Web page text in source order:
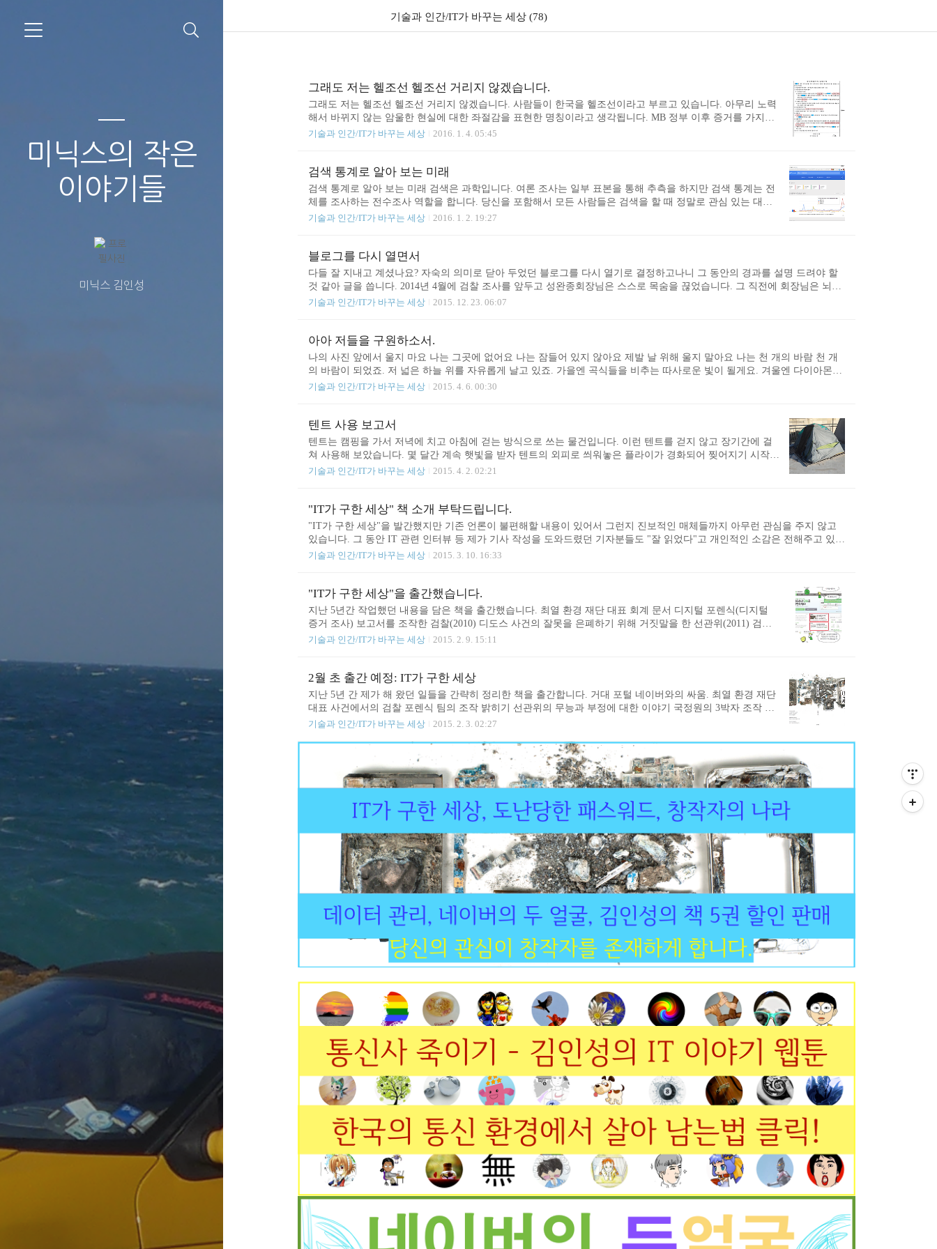
미닉스의 작은
이야기들
미닉스 김인성
기술과 인간/IT가 바꾸는 세상 (78)
그래도 저는 헬조선 헬조선 거리지 않겠습니다.
그래도 저는 헬조선 헬조선 거리지 않겠습니다. 사람들이 한국을 헬조선이라고 부르고 있습니다. 아무리 노력
해서 바뀌지 않는 암울한 현실에 대한 좌절감을 표현한 명칭이라고 생각됩니다. MB 정부 이후 증거를 가지고
비판해도 개선되지 않고 오히려 거짓말이 진실인 것처럼 호도되는 상황에서 그 동안 애써오던 분들이 지칠 대
민지 정책과 닿아있고 가깝게는 현실을 부정하게 만들고 개선 노력을 떨어뜨려 피해자들이 변화에 나서지 않
도록 만들려는 수구 집단의 공작과 무관하지 않기 때문입니다. 헬조선이라고 말하는 사람..
기술과 인간/IT가 바꾸는 세상 2016. 1. 4. 05:45
검색 통계로 알아 보는 미래
검색 통계로 알아 보는 미래 검색은 과학입니다. 여론 조사는 일부 표본을 통해 추측을 하지만 검색 통계는 전
체를 조사하는 전수조사 역할을 합니다. 당신을 포함해서 모든 사람들은 검색을 할 때 정말로 관심 있는 대상
을 검색 창에 적는다는 점에서 검색 통계는 가장 솔직한 사람들의 생각을 알 수 있는 수단입니다. 검색은 미래
때문입니다. 물론 클라우드와 빅데이터의 결과만을 맹신하는 것은 위험한 일이지만 인간의 생각을 알 수 있는
보조적인 수단으로서 강력한 위력을 발휘하는 것은 명백한 사실입니다. 대한..
기술과 인간/IT가 바꾸는 세상 2016. 1. 2. 19:27
블로그를 다시 열면서
다들 잘 지내고 계셨나요? 자숙의 의미로 닫아 두었던 블로그를 다시 열기로 결정하고나니 그 동안의 경과를 설명 드려야 할
것 같아 글을 씁니다. 2014년 4월에 검찰 조사를 앞두고 성완종회장님은 스스로 목숨을 끊었습니다. 그 직전에 회장님은 뇌물
을 받은 사람들 명단을 작성하고 경향신문 기자에게 전화를 걸어 상세한 설명까지 유언으로 남겼습니다. 경향신문 기자는 이
송에 내보내는 바람에 두 언론사 간에 큰 논란이 있었습니다. 저는 음성 파일을 유출한 당사자로서 많은 ..
기술과 인간/IT가 바꾸는 세상 2015. 12. 23. 06:07
아아 저들을 구원하소서.
나의 사진 앞에서 울지 마요 나는 그곳에 없어요 나는 잠들어 있지 않아요 제발 날 위해 울지 말아요 나는 천 개의 바람 천 개
의 바람이 되었죠. 저 넓은 하늘 위를 자유롭게 날고 있죠. 가을엔 곡식들을 비추는 따사로운 빛이 될게요. 겨울엔 다이아몬드
처럼 반짝이는 눈이 될게요. 아침엔 종달새 되어 잠든 당신을 깨워줄게요. 밤에는 어둠 속에 별 되어 당신을 지켜 줄게요. 나의
날고 있죠. 저 넓은 하늘 위를 자유롭게 날고 있죠. ........... 자..
기술과 인간/IT가 바꾸는 세상 2015. 4. 6. 00:30
텐트 사용 보고서
텐트는 캠핑을 가서 저녁에 치고 아침에 걷는 방식으로 쓰는 물건입니다. 이런 텐트를 걷지 않고 장기간에 걸
쳐 사용해 보았습니다. 몇 달간 계속 햇빛을 받자 텐트의 외피로 씌워놓은 플라이가 경화되어 찢어지기 시작합
니다. 플라이는 조각 조각 찢어지기 때문에 청테이프로 수선해 쓰는 것도 한계가 있습니다. 결국 기존 플라이
대로 되지 않는 대신 햇빛에는 오히려 더 잘 견딥니다. 색이 조금 빠지긴 했지만 아직은 멀쩡합니다. 오랫동안
사용하다보면 비도 맞고 눈도 맞습니다. 텐트에 내리는 눈은 낭만적으로 느..
기술과 인간/IT가 바꾸는 세상 2015. 4. 2. 02:21
"IT가 구한 세상" 책 소개 부탁드립니다.
"IT가 구한 세상"을 발간했지만 기존 언론이 불편해할 내용이 있어서 그런지 진보적인 매체들까지 아무런 관심을 주지 않고
있습니다. 그 동안 IT 관련 인터뷰 등 제가 기사 작성을 도와드렸던 기자분들도 "잘 읽었다"고 개인적인 소감은 전해주고 있지
만 지면에 제 책 소개를 해주지는 않네요. 하다못해 신간 안내란에 단신으로도 전혀 나오지 않고 있습니다. 2015년의 대한민
가 사비로 출판했을 정도니까요. 편집 디자인도 초보 디자이너인 내리님이 했기 때문인지 책 디자인도 ..
기술과 인간/IT가 바꾸는 세상 2015. 3. 10. 16:33
"IT가 구한 세상"을 출간했습니다.
지난 5년간 작업했던 내용을 담은 책을 출간했습니다. 최열 환경 재단 대표 회계 문서 디지털 포렌식(디지털
증거 조사) 보고서를 조작한 검찰(2010) 디도스 사건의 잘못을 은폐하기 위해 거짓말을 한 선관위(2011) 검색
불공정성으로 한국 인터넷을 망가뜨리고 있는 네이버(2011) 진보 세력의 몰락을 초래한 유시민계의 부정 선거
보 자료입니다.^^ ------- ­IT가 구한 세상 세상은 IT(정보기술, Information Technology)가 구한다. 세상을 비판한
다고 뭐..
기술과 인간/IT가 바꾸는 세상 2015. 2. 9. 15:11
2월 초 출간 예정: IT가 구한 세상
지난 5년 간 제가 해 왔던 일들을 간략히 정리한 책을 출간합니다. 거대 포털 네이버와의 싸움. 최열 환경 재단
대표 사건에서의 검찰 포렌식 팀의 조작 밝히기 선관위의 무능과 부정에 대한 이야기 국정원의 3박자 조작 행
위 설명서 통합진보당 부정 선거의 진실 그리고 세월호에서 휴대폰과 CCTV 복구의 기록 언제나 그렇듯 시스
책은 어려운 내용을 이해하기 쉽게 만들기 위한 다양한 노력의 결과물입니다. 재미있게 보시길.... 김인성.
기술과 인간/IT가 바꾸는 세상 2015. 2. 3. 02:27